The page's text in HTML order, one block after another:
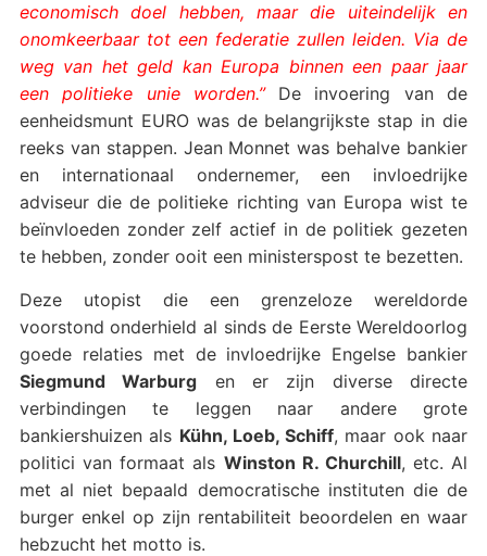
economisch doel hebben, maar die uiteindelijk en
onomkeerbaar tot een federatie zullen leiden. Via de
weg van het geld kan Europa binnen een paar jaar
een politieke unie worden.”De invoering van de
eenheidsmunt EURO was de belangrijkste stap in die
reeks van stappen. Jean Monnet was behalve bankier
en internationaal ondernemer, een invloedrijke
adviseur die de politieke richting van Europa wist te
beïnvloeden zonder zelf actief in de politiek gezeten
te hebben, zonder ooit een ministerspost te bezetten.
Deze utopist die een grenzeloze wereldorde
voorstond onderhield al sinds de Eerste Wereldoorlog
goede relaties met de invloedrijke Engelse bankier
Siegmund Warburg en er zijn diverse directe
verbindingen te leggen naar andere grote
bankiershuizen als Kühn, Loeb, Schiff, maar ook naar
politici van formaat als Winston R. Churchill, etc. Al
met al niet bepaald democratische instituten die de
burger enkel op zijn rentabiliteit beoordelen en waar
hebzucht het motto is.